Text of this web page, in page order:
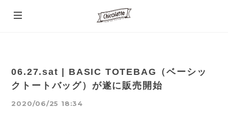
06.27.sat | BASIC TOTEBAG（ベーシッ
クトートバッグ）が遂に販売開始
2020/06/25 18:34